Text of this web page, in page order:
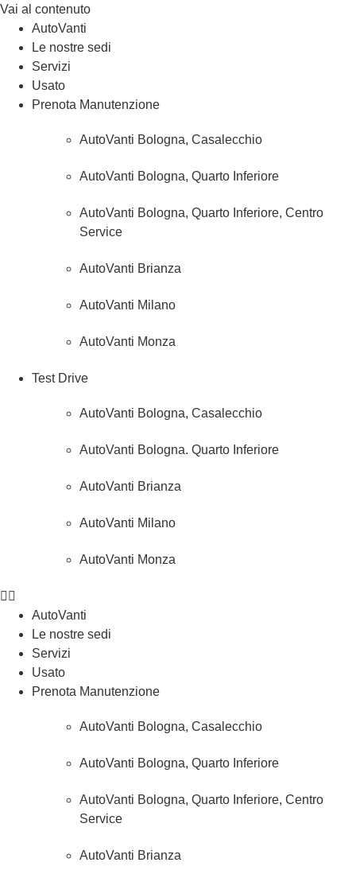
Vai al contenuto
AutoVanti
Le nostre sedi
Servizi
Usato
Prenota Manutenzione
AutoVanti Bologna, Casalecchio
AutoVanti Bologna, Quarto Inferiore
AutoVanti Bologna, Quarto Inferiore, Centro
Service
AutoVanti Brianza
AutoVanti Milano
AutoVanti Monza
Test Drive
AutoVanti Bologna, Casalecchio
AutoVanti Bologna. Quarto Inferiore
AutoVanti Brianza
AutoVanti Milano
AutoVanti Monza
AutoVanti
Le nostre sedi
Servizi
Usato
Prenota Manutenzione
AutoVanti Bologna, Casalecchio
AutoVanti Bologna, Quarto Inferiore
AutoVanti Bologna, Quarto Inferiore, Centro
Service
AutoVanti Brianza